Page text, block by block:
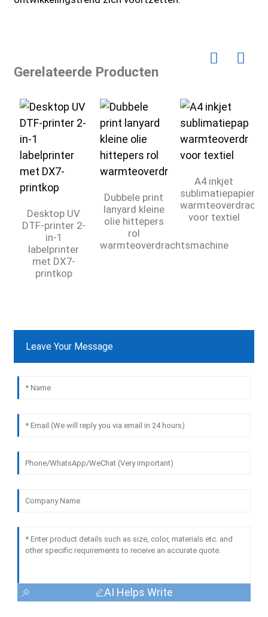
Gerelateerde Producten
Desktop UV
DTF-printer 2-
in-1
labelprinter
met DX7-
printkop
Dubbele print
lanyard kleine
olie hittepers
rol
warmteoverdrachtsmachine
A4 inkjet
sublimatiepapier,
voor textiel
Leave Your Message
AI Helps Write